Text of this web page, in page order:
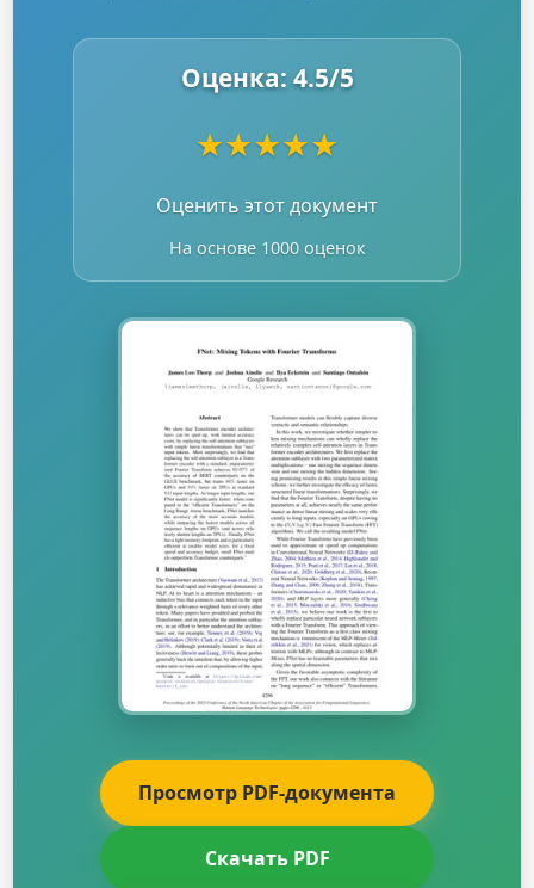
Оценка: 4.5/5
★★★★★
Оценить этот документ
На основе 1000 оценок
Просмотр PDF-документа
Скачать PDF